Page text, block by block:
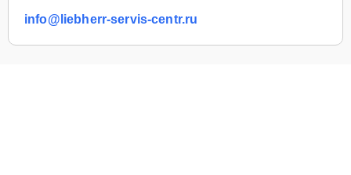
info@liebherr-servis-centr.ru